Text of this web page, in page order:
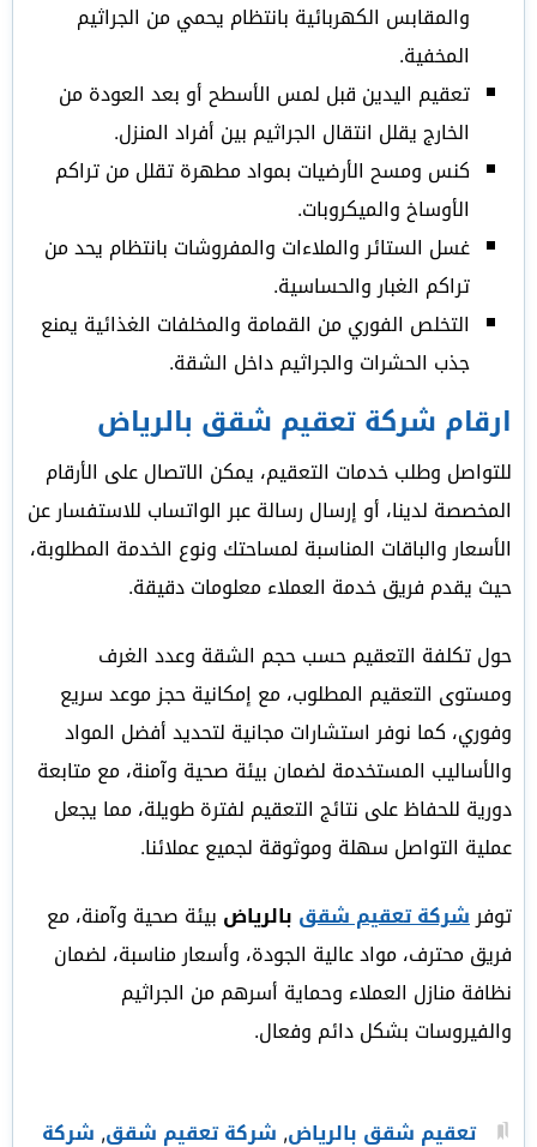
والمقابس الكهربائية بانتظام يحمي من الجراثيم
المخفية.
تعقيم اليدين قبل لمس الأسطح أو بعد العودة من
الخارج يقلل انتقال الجراثيم بين أفراد المنزل.
كنس ومسح الأرضيات بمواد مطهرة تقلل من تراكم
الأوساخ والميكروبات.
غسل الستائر والملاءات والمفروشات بانتظام يحد من
تراكم الغبار والحساسية.
التخلص الفوري من القمامة والمخلفات الغذائية يمنع
جذب الحشرات والجراثيم داخل الشقة.
ارقام شركة تعقيم شقق بالرياض
للتواصل وطلب خدمات التعقيم، يمكن الاتصال على الأرقام
المخصصة لدينا، أو إرسال رسالة عبر الواتساب للاستفسار عن
الأسعار والباقات المناسبة لمساحتك ونوع الخدمة المطلوبة،
حيث يقدم فريق خدمة العملاء معلومات دقيقة.
حول تكلفة التعقيم حسب حجم الشقة وعدد الغرف
ومستوى التعقيم المطلوب، مع إمكانية حجز موعد سريع
وفوري، كما نوفر استشارات مجانية لتحديد أفضل المواد
والأساليب المستخدمة لضمان بيئة صحية وآمنة، مع متابعة
دورية للحفاظ على نتائج التعقيم لفترة طويلة، مما يجعل
عملية التواصل سهلة وموثوقة لجميع عملائنا.
توفرشركة تعقيم شقق بالرياض بيئة صحية وآمنة، مع
فريق محترف، مواد عالية الجودة، وأسعار مناسبة، لضمان
نظافة منازل العملاء وحماية أسرهم من الجراثيم
والفيروسات بشكل دائم وفعال.
تعقيم شقق بالرياض, شركة تعقيم شقق, شركة